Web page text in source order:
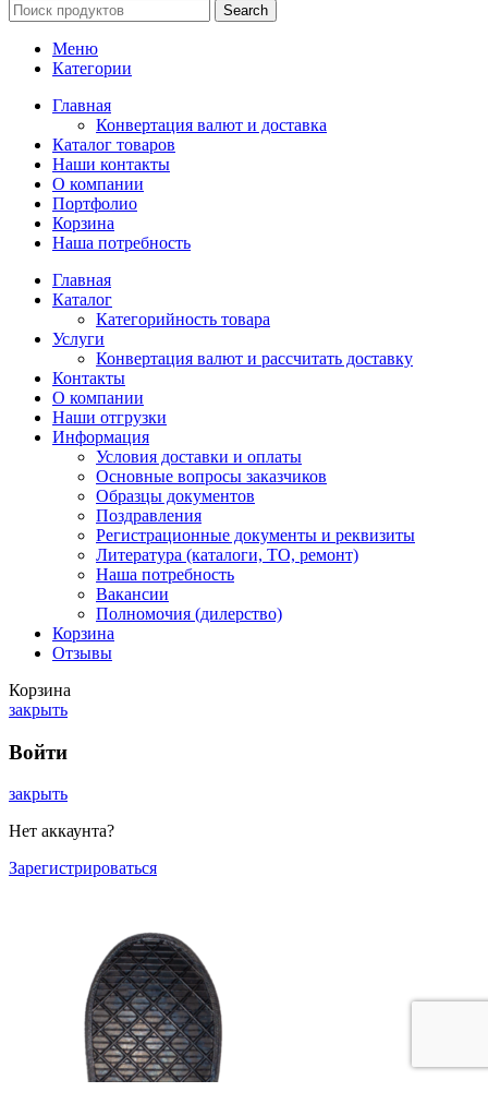
Search
Меню
Категории
Главная
Конвертация валют и доставка
Каталог товаров
Наши контакты
О компании
Портфолио
Корзина
Наша потребность
Главная
Каталог
Категорийность товара
Услуги
Конвертация валют и рассчитать доставку
Контакты
О компании
Наши отгрузки
Информация
Условия доставки и оплаты
Основные вопросы заказчиков
Образцы документов
Поздравления
Регистрационные документы и реквизиты
Литература (каталоги, ТО, ремонт)
Наша потребность
Вакансии
Полномочия (дилерство)
Корзина
Отзывы
Корзина
закрыть
Войти
закрыть
Нет аккаунта?
Зарегистрироваться